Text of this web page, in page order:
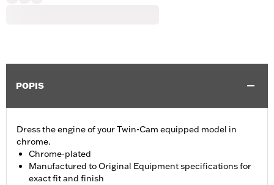
POPIS
Dress the engine of your Twin-Cam equipped model in
chrome.
Chrome-plated
Manufactured to Original Equipment specifications for
exact fit and finish